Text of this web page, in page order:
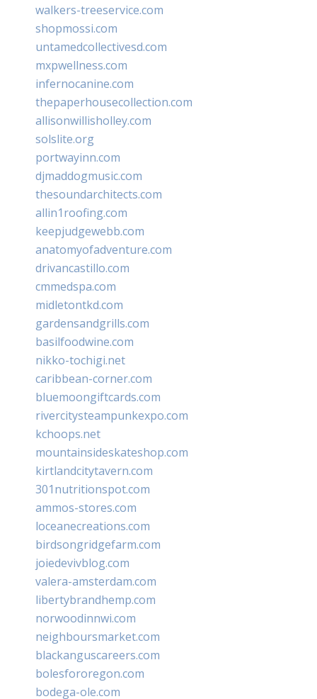
walkers-treeservice.com
shopmossi.com
untamedcollectivesd.com
mxpwellness.com
infernocanine.com
thepaperhousecollection.com
allisonwillisholley.com
solslite.org
portwayinn.com
djmaddogmusic.com
thesoundarchitects.com
allin1roofing.com
keepjudgewebb.com
anatomyofadventure.com
drivancastillo.com
cmmedspa.com
midletontkd.com
gardensandgrills.com
basilfoodwine.com
nikko-tochigi.net
caribbean-corner.com
bluemoongiftcards.com
rivercitysteampunkexpo.com
kchoops.net
mountainsideskateshop.com
kirtlandcitytavern.com
301nutritionspot.com
ammos-stores.com
loceanecreations.com
birdsongridgefarm.com
joiedevivblog.com
valera-amsterdam.com
libertybrandhemp.com
norwoodinnwi.com
neighboursmarket.com
blackanguscareers.com
bolesfororegon.com
bodega-ole.com